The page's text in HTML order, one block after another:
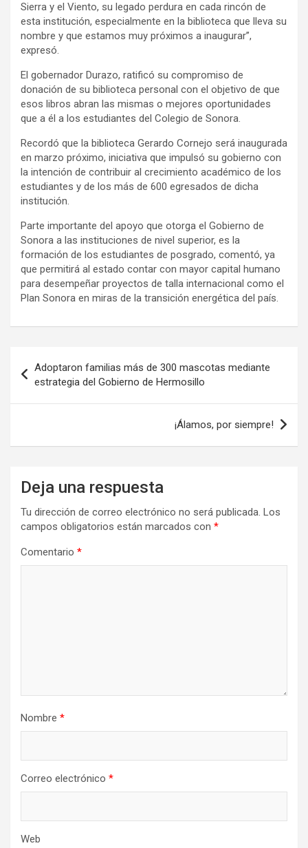
Sierra y el Viento, su legado perdura en cada rincón de
esta institución, especialmente en la biblioteca que lleva su
nombre y que estamos muy próximos a inaugurar”,
expresó.
El gobernador Durazo, ratificó su compromiso de
donación de su biblioteca personal con el objetivo de que
esos libros abran las mismas o mejores oportunidades
que a él a los estudiantes del Colegio de Sonora.
Recordó que la biblioteca Gerardo Cornejo será inaugurada
en marzo próximo, iniciativa que impulsó su gobierno con
la intención de contribuir al crecimiento académico de los
estudiantes y de los más de 600 egresados de dicha
institución.
Parte importante del apoyo que otorga el Gobierno de
Sonora a las instituciones de nivel superior, es la
formación de los estudiantes de posgrado, comentó, ya
que permitirá al estado contar con mayor capital humano
para desempeñar proyectos de talla internacional como el
Plan Sonora en miras de la transición energética del país.
de
entradas
Adoptaron familias más de 300 mascotas mediante
estrategia del Gobierno de Hermosillo
¡Álamos, por siempre!
Deja una respuesta
Tu dirección de correo electrónico no será publicada. Los
campos obligatorios están marcados con *
Comentario *
Nombre *
Correo electrónico *
Web